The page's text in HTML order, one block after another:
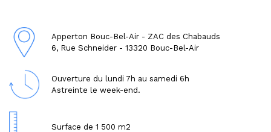
Apperton Bouc-Bel-Air - ZAC des Chabauds
6, Rue Schneider - 13320 Bouc-Bel-Air
Ouverture du lundi 7h au samedi 6h
Astreinte le week-end.
Surface de 1 500 m2